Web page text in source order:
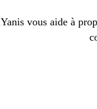
vous aide à